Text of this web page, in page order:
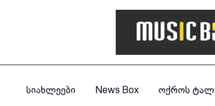
სიახლეები News Box ოქროს